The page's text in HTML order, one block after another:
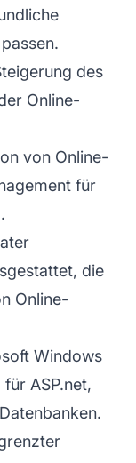
des
Online-
von Online-
für
die
Online-
Windows
ASP.net,